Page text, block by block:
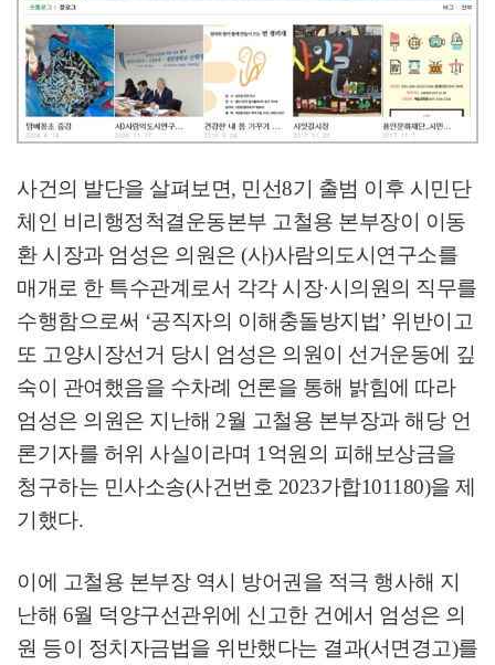
사건의 발단을 살펴보면, 민선8기 출범 이후 시민단
체인 비리행정척결운동본부 고철용 본부장이 이동
환 시장과 엄성은 의원은 (사)사람의도시연구소를
매개로 한 특수관계로서 각각 시장·시의원의 직무를
수행함으로써 ‘공직자의 이해충돌방지법’ 위반이고
또 고양시장선거 당시 엄성은 의원이 선거운동에 깊
숙이 관여했음을 수차례 언론을 통해 밝힘에 따라
엄성은 의원은 지난해 2월 고철용 본부장과 해당 언
론기자를 허위 사실이라며 1 억원의 피해보상금을
청구하는 민사소송(사건번호 2023가합101180)을 제
기했다.
이에 고철용 본부장 역시 방어권을 적극 행사해 지
난해 6월 덕양구선관위에 신고한 건에서 엄성은 의
원 등이 정치자금법을 위반했다는 결과(서면경고)를